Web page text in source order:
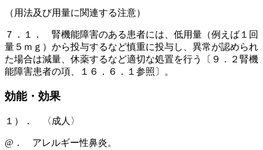
（用法及び用量に関連する注意）
７．１． 腎機能障害のある患者には、低用量（例えば１回
量５ｍｇ）から投与するなど慎重に投与し、異常が認められ
た場合は減量、休薬するなど適切な処置を行う〔９．２腎機
能障害患者の項、１６．６．１参照〕。
効能・効果
１）． 〈成人〉
@． アレルギー性鼻炎。